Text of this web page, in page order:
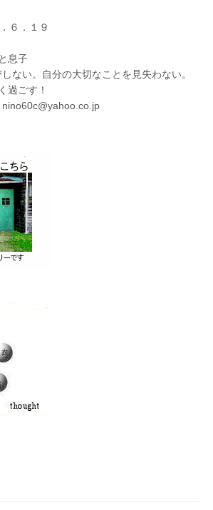
６．１９
息子
い。自分の大切なことを見失わない。
過ごす！